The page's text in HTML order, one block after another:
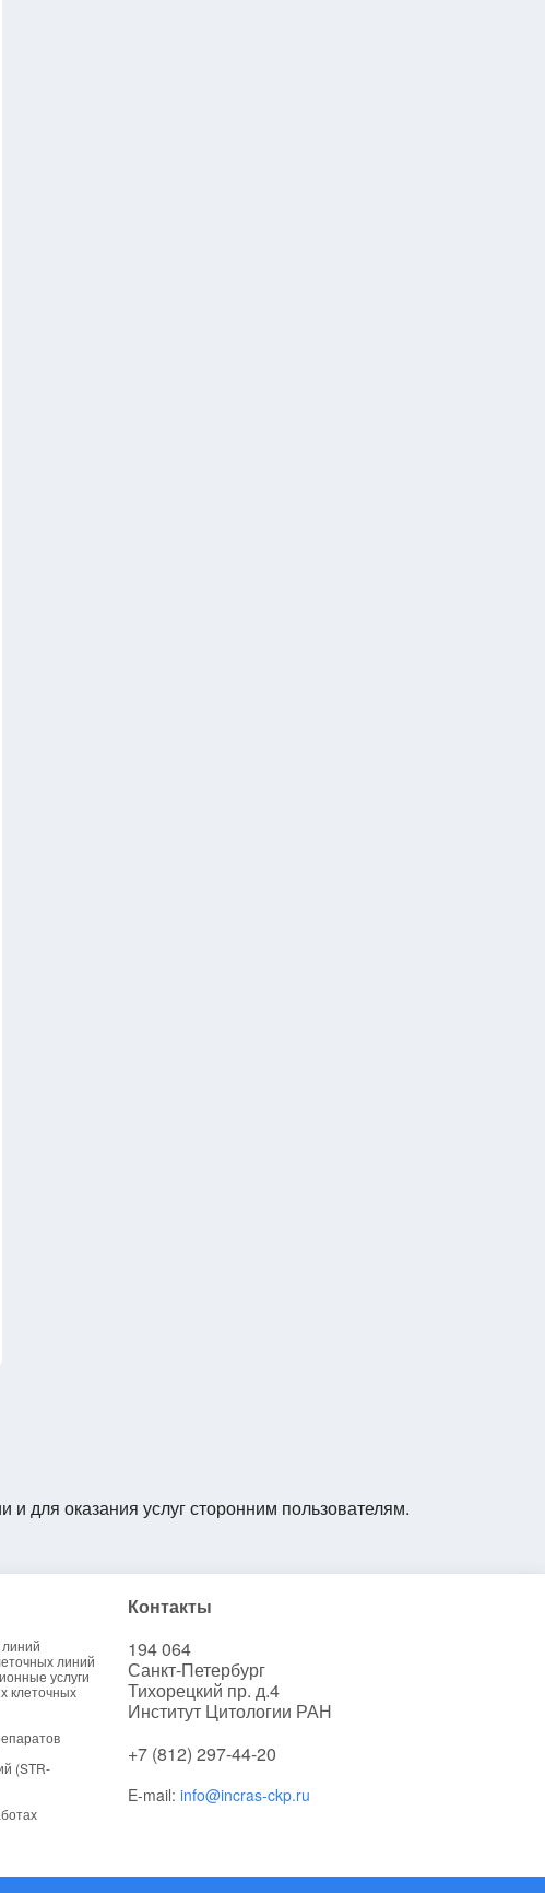
для оказания услуг сторонним пользователям.
линий
услуги
клеточных
(STR-
Контакты
194 064
Санкт-Петербург
Тихорецкий пр. д.4
Институт Цитологии РАН
+7 (812) 297-44-20
E-mail: info@incras-ckp.ru